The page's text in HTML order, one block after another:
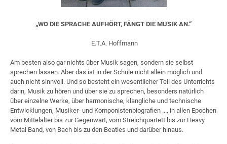
„WO DIE SPRACHE AUFHÖRT, FÄNGT DIE MUSIK AN.“
E.T.A. Hoffmann
Am besten also gar nichts über Musik sagen, sondern sie selbst
sprechen lassen. Aber das ist in der Schule nicht allein möglich und
auch nicht sinnvoll. Und so besteht ein wesentlicher Teil des Unterrichts
darin, Musik zu hören und über sie zu sprechen, besonders natürlich
über einzelne Werke, über harmonische, klangliche und technische
Entwicklungen, Musiker- und Komponistenbiografien ..., in allen Epochen
vom Mittelalter bis zur Gegenwart, vom Streichquartett bis zur Heavy
Metal Band, von Bach bis zu den Beatles und darüber hinaus.